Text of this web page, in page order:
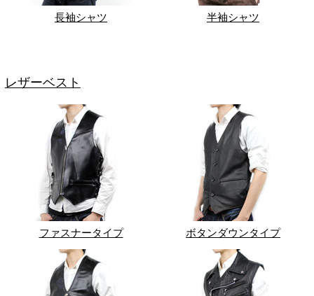
長袖シャツ 半袖シャツ
レザーベスト
ファスナータイプ ボタンダウンタイプ